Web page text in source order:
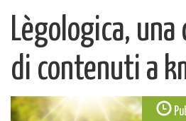
Lègologica, una
di contenuti a